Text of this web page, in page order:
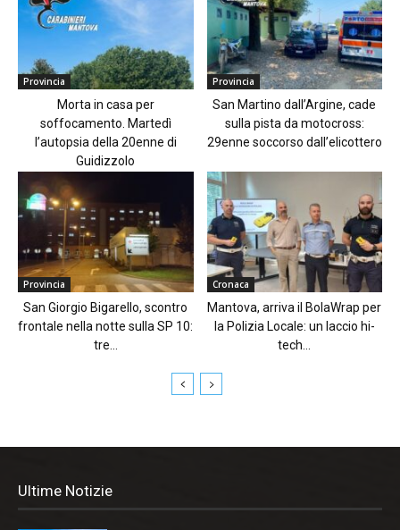
Provincia
Morta in casa per
soffocamento. Martedì
l’autopsia della 20enne di
Guidizzolo
Provincia
San Martino dall’Argine, cade
sulla pista da motocross:
29enne soccorso dall’elicottero
Provincia
San Giorgio Bigarello, scontro
frontale nella notte sulla SP 10:
tre...
Cronaca
Mantova, arriva il BolaWrap per
la Polizia Locale: un laccio hi-
tech...
Ultime Notizie